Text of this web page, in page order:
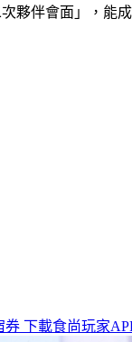
夥伴會面」，能
券 下載食尚玩家